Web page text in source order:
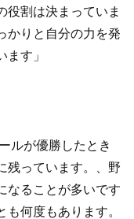
役割は決まっていま
かりと自分の力を発
す」
ルが優勝したとき
残っています。、野
なることが多いです
何度もあります。